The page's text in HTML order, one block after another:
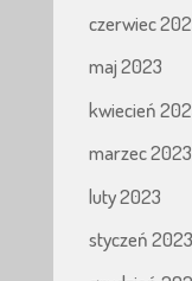
czerwiec
maj 2023
kwiecień
marzec 2023
luty 2023
styczeń 2023